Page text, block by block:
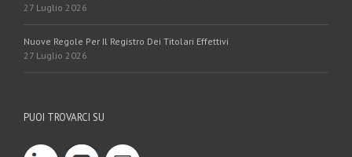
27 Luglio 2026
Nuove Regole Per Il Registro Dei Titolari Effettivi
27 Luglio 2026
PUOI TROVARCI SU